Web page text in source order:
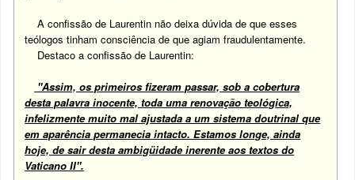
A confissão de Laurentin não deixa dúvida de que esses
teólogos tinham consciência de que agiam fraudulentamente.
Destaco a confissão de Laurentin:
"Assim, os primeiros fizeram passar, sob a cobertura
desta palavra inocente, toda uma renovação teológica,
infelizmente muito mal ajustada a um sistema doutrinal que
em aparência permanecia intacto. Estamos longe, ainda
hoje, de sair desta ambigüidade inerente aos textos do
Vaticano II".